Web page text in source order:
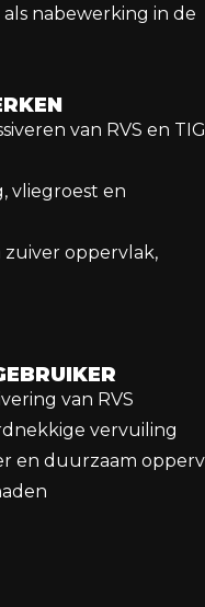
nabewerking in de
van RVS en
vliegroest en
zuiver oppervlak,
van RVS
vervuiling
en duurzaam